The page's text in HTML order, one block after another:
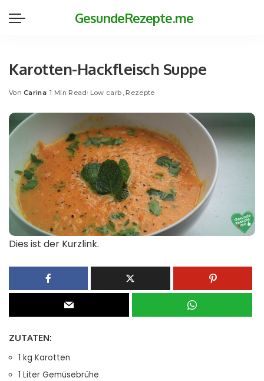
GesundeRezepte.me
Karotten-Hackfleisch Suppe
Posted
Von Carina 1 Min Read Low carb Rezepte
Dies ist der Kurzlink.
ZUTATEN:
1 kg Karotten
1 Liter Gemüsebrühe